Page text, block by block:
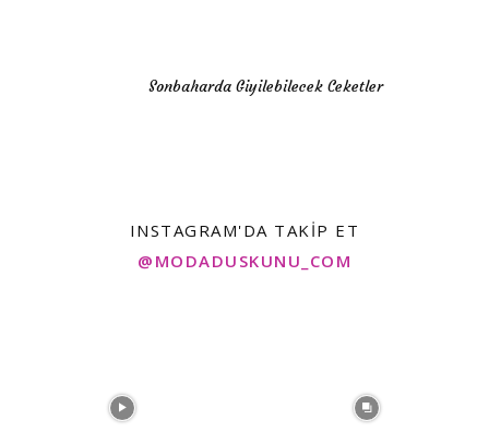
Sonbaharda Giyilebilecek Ceketler
INSTAGRAM'DA TAKIP ET
@MODADUSKUNU_COM